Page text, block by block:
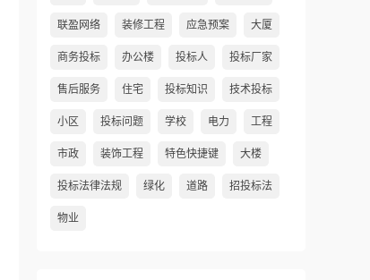
联盈网络 装修工程 应急预案 大厦
商务投标 办公楼 投标人 投标厂家
售后服务 住宅 投标知识 技术投标
小区 投标问题 学校 电力 工程
市政 装饰工程 特色快捷键 大楼
投标法律法规 绿化 道路 招投标法
物业